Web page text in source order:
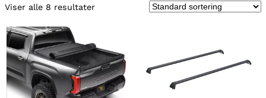
Viser alle 8 resultater